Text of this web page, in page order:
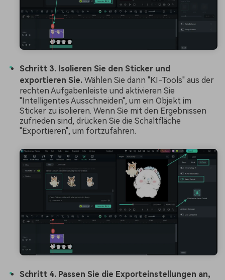
Schritt 3. Isolieren Sie den Sticker und
exportieren Sie. Wählen Sie dann "KI-Tools" aus der
rechten Aufgabenleiste und aktivieren Sie
"Intelligentes Ausschneiden", um ein Objekt im
Sticker zu isolieren. Wenn Sie mit den Ergebnissen
zufrieden sind, drücken Sie die Schaltfläche
"Exportieren", um fortzufahren.
Schritt 4. Passen Sie die Exporteinstellungen an,